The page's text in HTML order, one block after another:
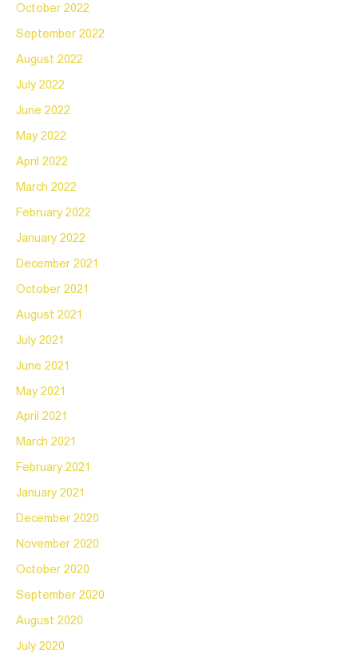
October 2022
September 2022
August 2022
July 2022
June 2022
May 2022
April 2022
March 2022
February 2022
January 2022
December 2021
October 2021
August 2021
July 2021
June 2021
May 2021
April 2021
March 2021
February 2021
January 2021
December 2020
November 2020
October 2020
September 2020
August 2020
July 2020